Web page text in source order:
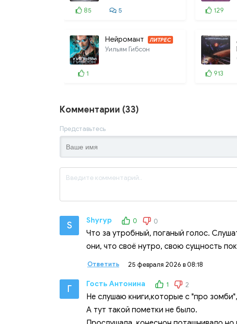
85
5 129
Нейромант ЛИТРЕС
Уильям Гибсон
1
913
Комментарии (33)
Представьтесь
S Shyryp 0 0
Что за утробный, поганый голос.
они, что своё нутро, свою сущность
Ответить 25 февраля 2026 в 08:18
Г Гость Антонина 1 2
Не слушаю книги,которые с "про
А тут такой пометки не было.